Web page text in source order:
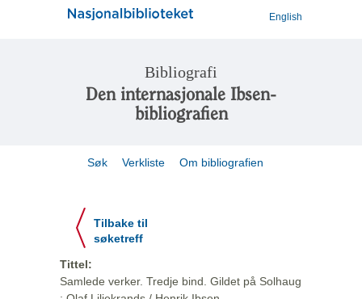
English
Bibliografi
Den internasjonale Ibsen-
bibliografien
Søk Verkliste Om bibliografien
Tilbake til
søketreff
Tittel:
Samlede verker. Tredje bind. Gildet på Solhaug